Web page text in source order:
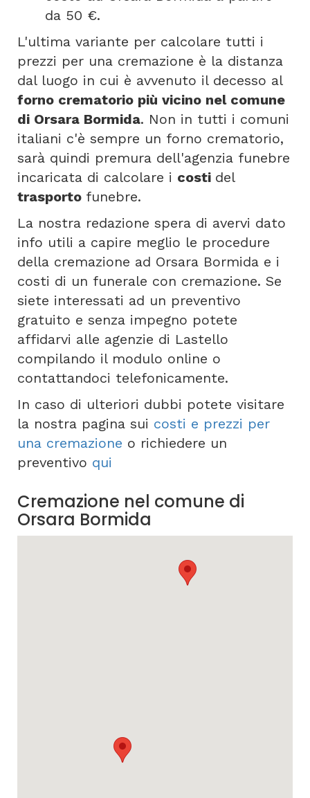
da 50 €.
L'ultima variante per calcolare tutti i
prezzi per una cremazione è la distanza
dal luogo in cui è avvenuto il decesso al
forno crematorio più vicino nel comune
di Orsara Bormida. Non in tutti i comuni
italiani c'è sempre un forno crematorio,
sarà quindi premura dell'agenzia funebre
incaricata di calcolare i costi del
trasporto funebre.
La nostra redazione spera di avervi dato
info utili a capire meglio le procedure
della cremazione ad Orsara Bormida e i
costi di un funerale con cremazione. Se
siete interessati ad un preventivo
gratuito e senza impegno potete
affidarvi alle agenzie di Lastello
compilando il modulo online o
contattandoci telefonicamente.
In caso di ulteriori dubbi potete visitare
la nostra pagina sui costi e prezzi per
una cremazione o richiedere un
preventivo qui
Cremazione nel comune di
Orsara Bormida